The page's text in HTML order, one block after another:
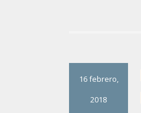
16 febrero,
2018